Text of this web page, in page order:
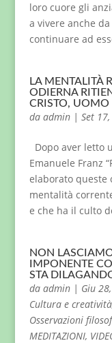
loro cuore gli
a vivere anche
continuare ad
LA MENTALITÀ
ODIERNA
CRISTO, UOMO
da admin| Set
Dopo aver letto
Emanuele Franz
elaborato queste
mentalità
e che ha il culto
NON
IMPONENTE
STA
da admin| Giu
Cultura e creatività
Osservazioni
MEDITAZIONI,